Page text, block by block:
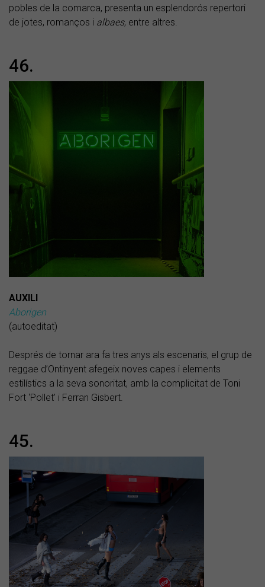
pobles de la comarca, presenta un esplendorós repertori
de jotes, romanços i albaes, entre altres.
46.
AUXILI
Aborigen
(autoeditat)
Després de tornar ara fa tres anys als escenaris, el grup de
reggae d’Ontinyent afegeix noves capes i elements
estilístics a la seva sonoritat, amb la complicitat de Toni
Fort ‘Pollet’ i Ferran Gisbert.
45.